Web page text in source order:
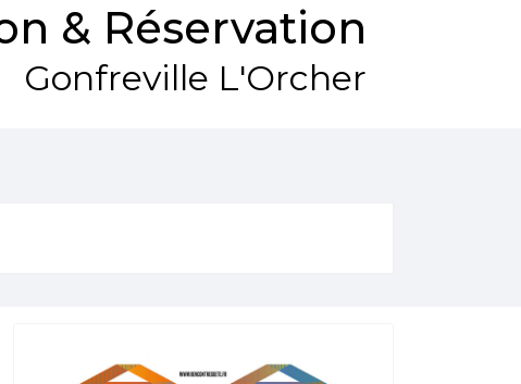
& Réservation
Gonfreville L'Orcher